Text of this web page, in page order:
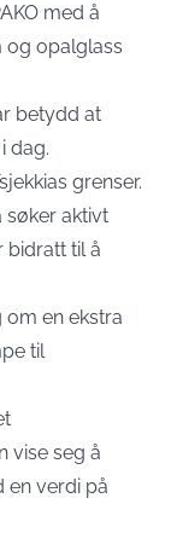
med å
og opalglass
betydd at
dag.
grenser.
søker aktivt
bidratt til å
en ekstra
til
vise seg å
verdi på